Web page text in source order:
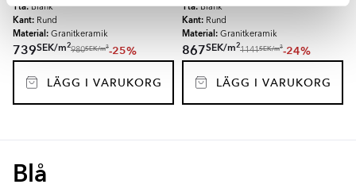
Yta:Blank
Kant: Rund
Material: Granitkeramik
739SEK/m2
980SEK/m2-25%
LÄGG I VARUKORG
Yta:Blank
Kant: Rund
Material: Granitkeramik
867SEK/m2
1141SEK/m2-24%
LÄGG I VARUKORG
Blå